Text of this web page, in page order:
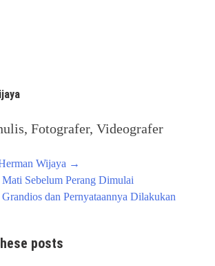
Fotografer, Videografer
Wijaya →
Sebelum Perang Dimulai
dan Pernyataannya Dilakukan
posts